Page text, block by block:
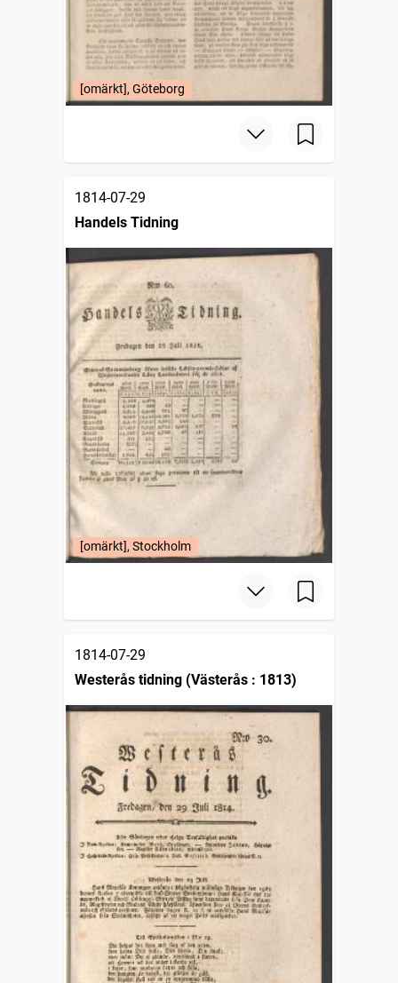
[omärkt], Göteborg
1814-07-29
Handels Tidning
[omärkt], Stockholm
1814-07-29
Westerås tidning (Västerås : 1813)